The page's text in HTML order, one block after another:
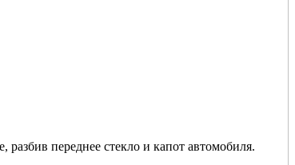
переднее стекло и капот автомобиля.